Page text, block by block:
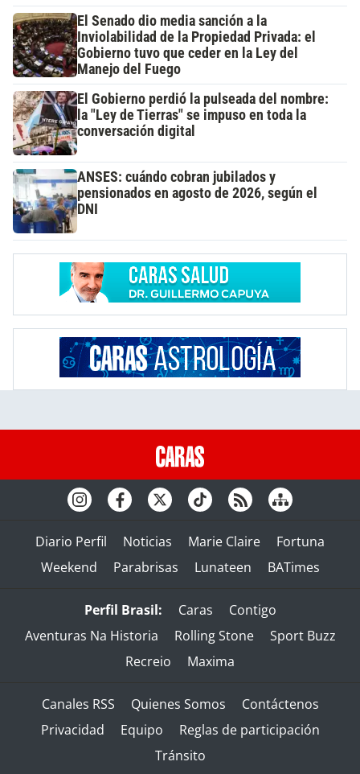
El Senado dio media sanción a la
Inviolabilidad de la Propiedad Privada: el
Gobierno tuvo que ceder en la Ley del
Manejo del Fuego
El Gobierno perdió la pulseada del nombre:
la "Ley de Tierras" se impuso en toda la
conversación digital
ANSES: cuándo cobran jubilados y
pensionados en agosto de 2026, según el
DNI
Diario Perfil Noticias Marie Claire
Fortuna
Weekend
Parabrisas Lunateen BATimes
Perfil Brasil: Caras
Contigo
Aventuras Na Historia
Rolling Stone
Sport Buzz
Recreio
Maxima
Canales RSS Quienes Somos
Contáctenos
Privacidad
Equipo
Reglas de participación
Tránsito